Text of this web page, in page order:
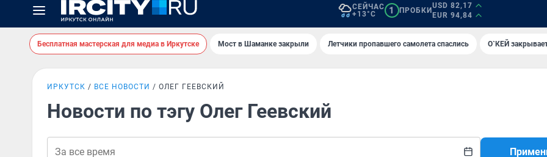
СЕЙЧАС
+13°C
1 ПРОБКИ
USD 82,17
EUR 94,84
Бесплатная мастерская для медиа в Иркутске Мост в Шаманке закрыли Летчики пропавшего самолета спаслись О`КЕЙ
ИРКУТСК ВСЕ НОВОСТИ ОЛЕГ ГЕЕВСКИЙ
Новости по тэгу Олег Геевский